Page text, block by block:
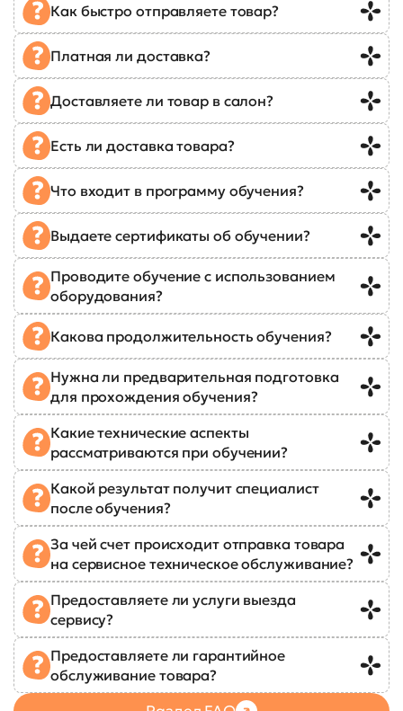
Как быстро отправляете товар?
Платная ли доставка?
Доставляете ли товар в салон?
Есть ли доставка товара?
Что входит в программу обучения?
Выдаете сертификаты об обучении?
Проводите обучение с использованием
оборудования?
Какова продолжительность обучения?
Нужна ли предварительная подготовка
для прохождения обучения?
Какие технические аспекты
рассматриваются при обучении?
Какой результат получит специалист
после обучения?
За чей счет происходит отправка товара
на сервисное техническое обслуживание?
Предоставляете ли услуги выезда
сервису?
Предоставляете ли гарантийное
обслуживание товара?